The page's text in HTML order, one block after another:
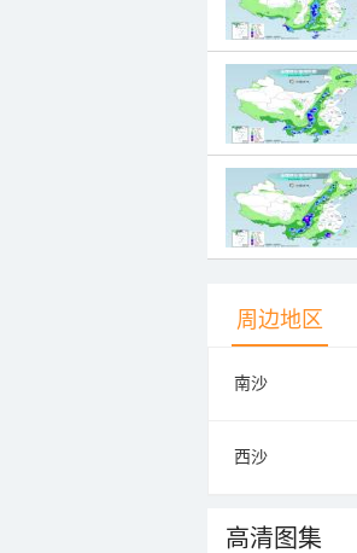
周边地区
南沙
西沙
高清图集